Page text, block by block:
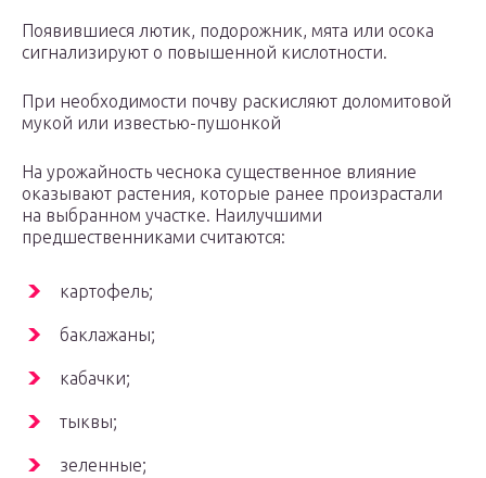
Появившиеся лютик, подорожник, мята или осока
сигнализируют о повышенной кислотности.
При необходимости почву раскисляют доломитовой
мукой или известью-пушонкой
На урожайность чеснока существенное влияние
оказывают растения, которые ранее произрастали
на выбранном участке. Наилучшими
предшественниками считаются:
картофель;
баклажаны;
кабачки;
тыквы;
зеленные;